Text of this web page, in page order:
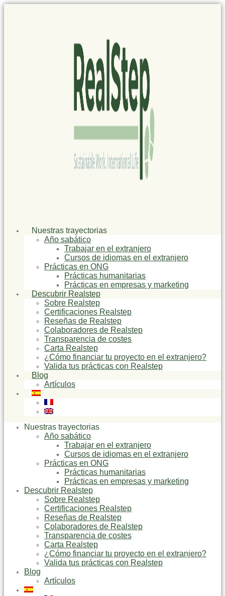
Panel de gestión de cookies
Nuestras trayectorias
Año sabático
Trabajar en el extranjero
Cursos de idiomas en el extranjero
Prácticas en ONG
Prácticas humanitarias
Prácticas en empresas y marketing
Descubrir Realstep
Sobre Realstep
Certificaciones Realstep
Reseñas de Realstep
Colaboradores de Realstep
Transparencia de costes
Carta Realstep
¿Cómo financiar tu proyecto en el extranjero?
Valida tus prácticas con Realstep
Blog
Artículos
Nuestras trayectorias
Año sabático
Trabajar en el extranjero
Cursos de idiomas en el extranjero
Prácticas en ONG
Prácticas humanitarias
Prácticas en empresas y marketing
Descubrir Realstep
Sobre Realstep
Certificaciones Realstep
Reseñas de Realstep
Colaboradores de Realstep
Transparencia de costes
Carta Realstep
¿Cómo financiar tu proyecto en el extranjero?
Valida tus prácticas con Realstep
Blog
Artículos